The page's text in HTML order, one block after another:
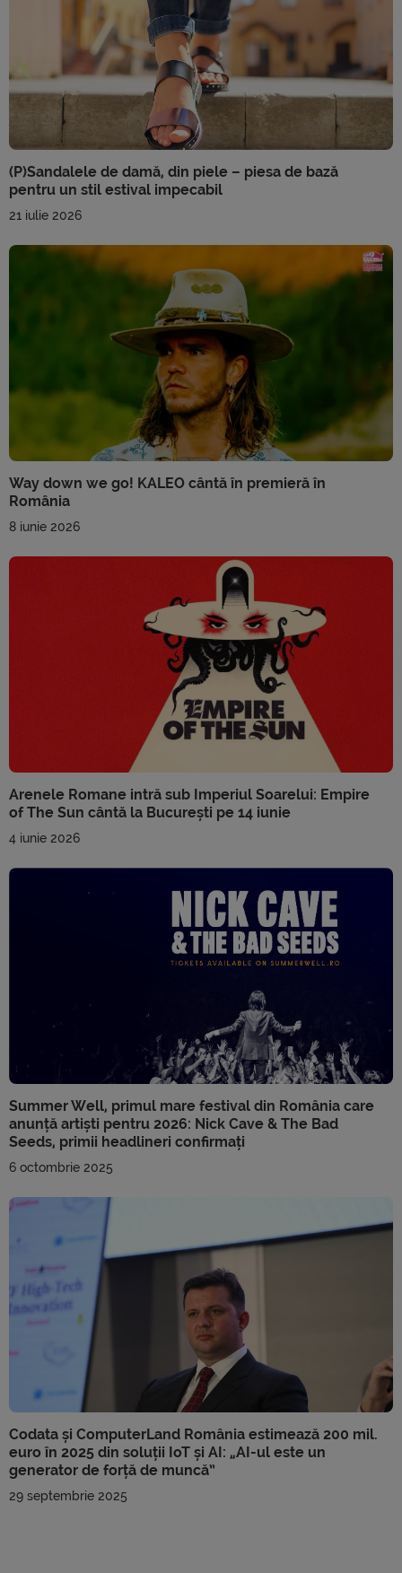
(P)Sandalele de damă, din piele – piesa de bază
pentru un stil estival impecabil
21 iulie 2026
Way down we go! KALEO cântă în premieră în
România
8 iunie 2026
Arenele Romane intră sub Imperiul Soarelui: Empire
of The Sun cântă la București pe 14 iunie
4 iunie 2026
Summer Well, primul mare festival din România care
anunță artiști pentru 2026: Nick Cave & The Bad
Seeds, primii headlineri confirmați
6 octombrie 2025
Codata și ComputerLand România estimează 200 mil.
euro în 2025 din soluții IoT și AI: „AI-ul este un
generator de forță de muncă”
29 septembrie 2025